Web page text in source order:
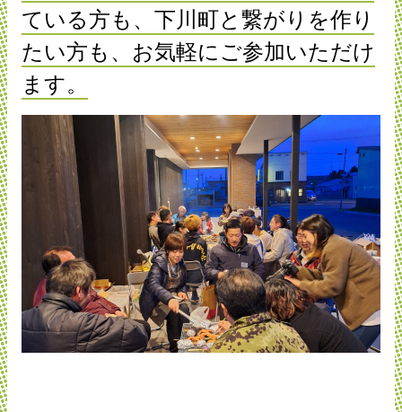
ている方も、下川町と繋がりを作り
たい方も、お気軽にご参加いただけ
ます。